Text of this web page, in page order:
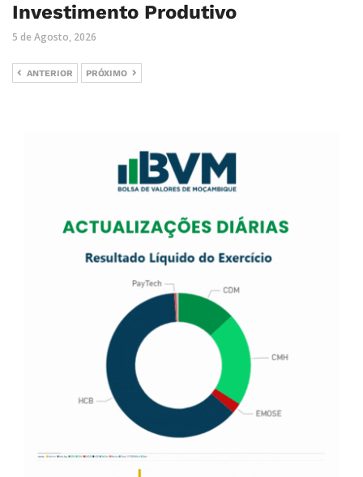
Investimento Produtivo
5 de Agosto, 2026
ANTERIOR PRÓXIMO